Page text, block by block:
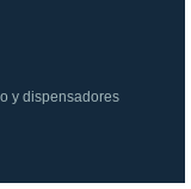
y dispensadores